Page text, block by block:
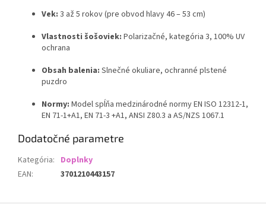
Vek: 3 až 5 rokov (pre obvod hlavy 46 – 53 cm)
Vlastnosti šošoviek: Polarizačné, kategória 3, 100% UV
ochrana
Obsah balenia: Slnečné okuliare, ochranné plstené
puzdro
Normy: Model spĺňa medzinárodné normy EN ISO 12312-1,
EN 71-1+A1, EN 71-3 +A1, ANSI Z80.3 a AS/NZS 1067.1
Dodatočné parametre
Kategória: Doplnky
EAN: 3701210443157